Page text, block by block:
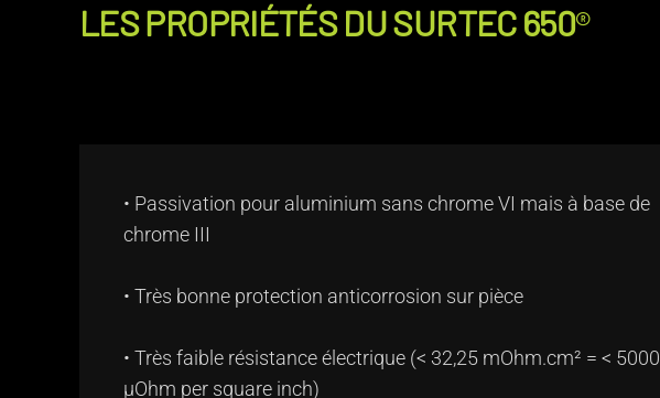
LES PROPRIÉTÉS DU SURTEC 650®
• Passivation pour aluminium sans chrome VI mais à base de
chrome III
• Très bonne protection anticorrosion sur pièce
• Très faible résistance électrique (< 32,25 mOhm.cm² = < 5000
µOhm per square inch)